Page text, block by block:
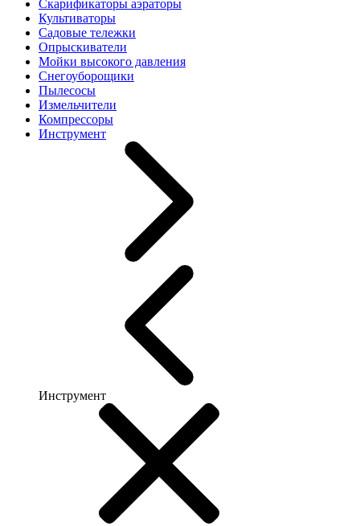
Скарификаторы аэраторы
Культиваторы
Садовые тележки
Опрыскиватели
Мойки высокого давления
Снегоуборощики
Пылесосы
Измельчители
Компрессоры
Инструмент
Инструмент